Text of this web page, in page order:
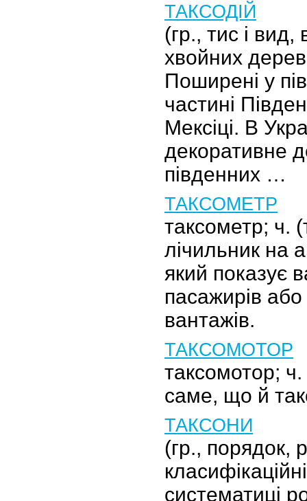
ТАКСОДІЙ
(гр., тис і вид,
хвойних
Поширені у
частині
Мексіці. В
декоративне
південних …
ТАКСОМЕТР
таксометр; ч.
лічильник на
який показує
пасажирів
вантажів.
ТАКСОМОТОР
таксомотор; ч.
саме, що й
ТАКСОНИ
(гр., порядок,
систематиці